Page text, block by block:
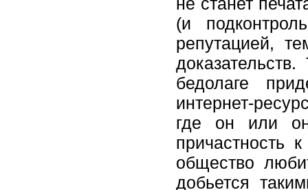
(и
репутацией,
бедолаге
интернет-
где он или
причастность
общество
добьется